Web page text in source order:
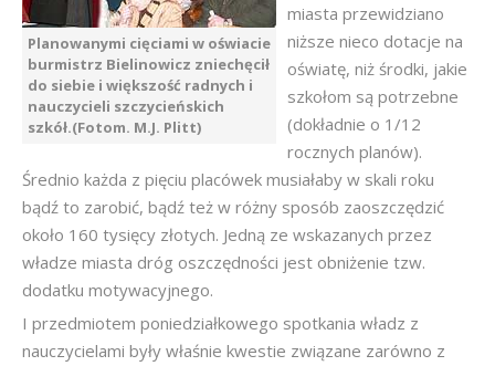
Planowanymi cięciami w oświacie
burmistrz Bielinowicz zniechęcił
do siebie i większość radnych i
nauczycieli szczycieńskich
szkół.(Fotom. M.J. Plitt)
miasta przewidziano
niższe nieco dotacje na
oświatę, niż środki, jakie
szkołom są potrzebne
(dokładnie o 1/12
rocznych planów).
Średnio każda z pięciu placówek musiałaby w skali roku
bądź to zarobić, bądź też w różny sposób zaoszczędzić
około 160 tysięcy złotych. Jedną ze wskazanych przez
władze miasta dróg oszczędności jest obniżenie tzw.
dodatku motywacyjnego.
I przedmiotem poniedziałkowego spotkania władz z
nauczycielami były właśnie kwestie związane zarówno z